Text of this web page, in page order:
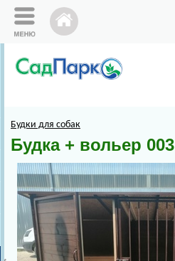
Будки для собак
Будка + вольер 003